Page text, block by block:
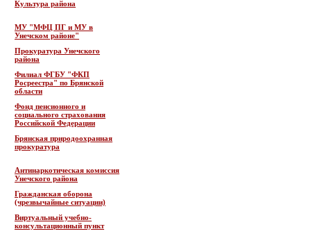
Культура района
МУ "МФЦ ПГ и МУ в
Унечском районе"
Прокуратура Унечского
района
Филиал ФГБУ "ФКП
Росреестра" по Брянской
области
Фонд пенсионного и
социального страхования
Российской Федерации
Брянская природоохранная
прокуратура
Антинаркотическая комиссия
Унечского района
Гражданская оборона
(чрезвычайные ситуации)
Виртуальный учебно-
консультационный пункт